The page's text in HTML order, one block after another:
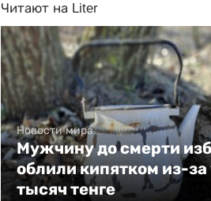
Читают на Liter
Новости мира
Мужчину до смерти
облили кипятком из-за
тысяч тенге